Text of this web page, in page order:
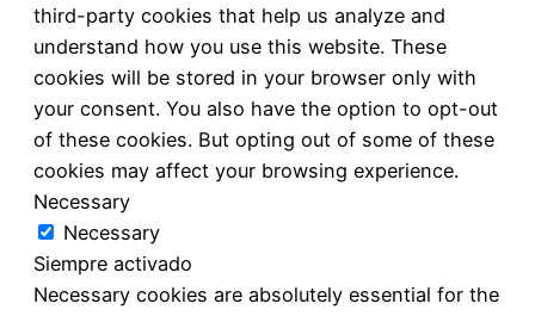
third-party cookies that help us analyze and
understand how you use this website. These
cookies will be stored in your browser only with
your consent. You also have the option to opt-out
of these cookies. But opting out of some of these
cookies may affect your browsing experience.
Necessary
Necessary
Siempre activado
Necessary cookies are absolutely essential for the